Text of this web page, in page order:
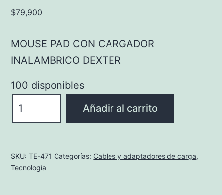
$79,900
MOUSE PAD CON CARGADOR
INALAMBRICO DEXTER
100 disponibles
PAD
INALAMBRICO
DEXTER
Añadir al carrito
SKU:TE-471 Categorías: Cables y adaptadores de carga,
Tecnología